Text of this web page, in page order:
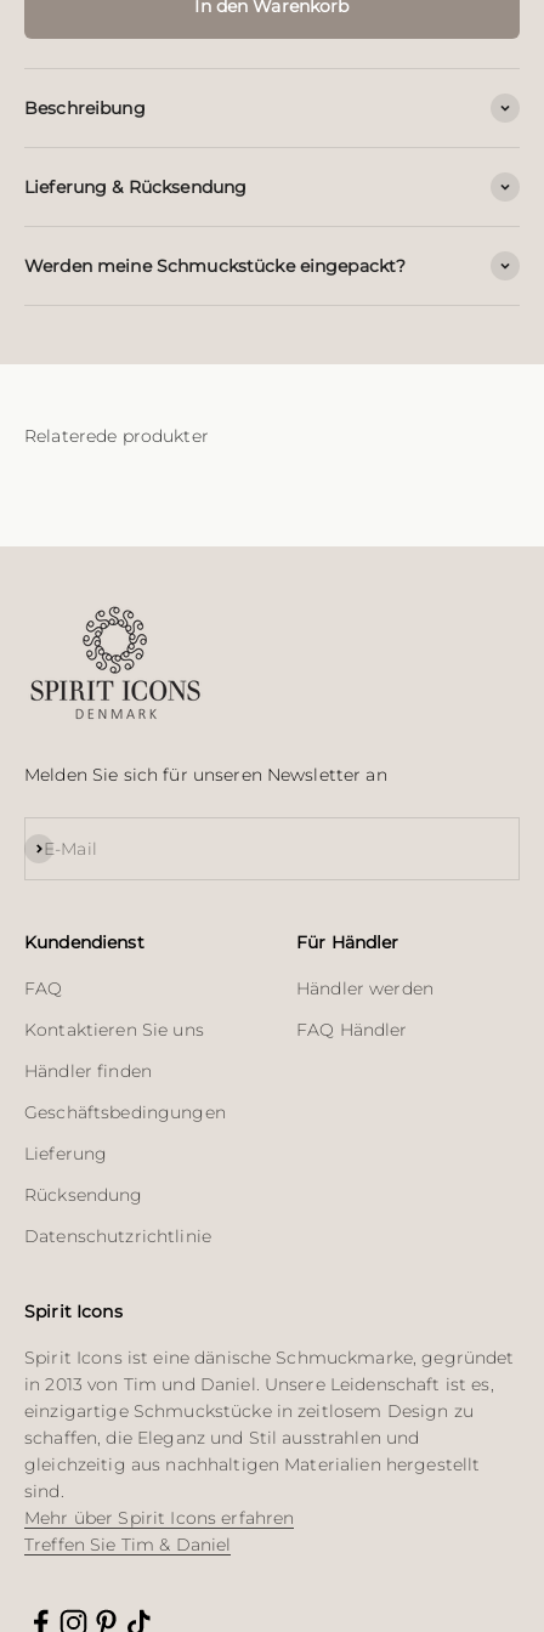
In den Warenkorb
Beschreibung
Lieferung & Rücksendung
Werden meine Schmuckstücke eingepackt?
Melden Sie sich für unseren Newsletter an
E-Mail
Abonnieren
Kundendienst
FAQ
Kontaktieren Sie uns
Händler finden
Geschäftsbedingungen
Lieferung
Rücksendung
Datenschutzrichtlinie
Für Händler
Händler werden
FAQ Händler
Spirit Icons
Spirit Icons ist eine dänische Schmuckmarke, gegründet
in 2013 von Tim und Daniel. Unsere Leidenschaft ist es,
einzigartige Schmuckstücke in zeitlosem Design zu
schaffen, die Eleganz und Stil ausstrahlen und
gleichzeitig aus nachhaltigen Materialien hergestellt
sind.
Mehr über Spirit Icons erfahren
Treffen Sie Tim & Daniel